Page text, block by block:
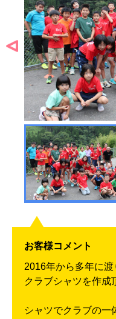
お客様コメント
2016年から多年に
クラブシャツを作成
シャツでクラブの一